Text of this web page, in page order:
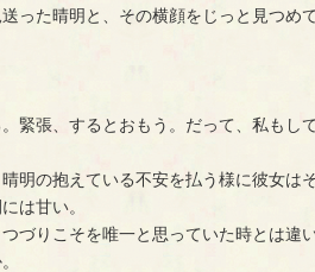
った晴明と、その横顔をじっと見つめ
緊張、するとおもう。だって、私もして
明の抱えている不安を払う様に彼女は
は甘い。
づりこそを唯一と思っていた時とは違